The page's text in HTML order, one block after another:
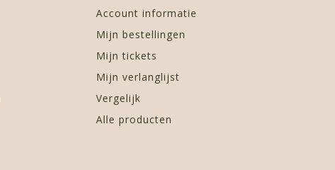
Account informatie
Mijn bestellingen
Mijn tickets
Mijn verlanglijst
Vergelijk
Alle producten